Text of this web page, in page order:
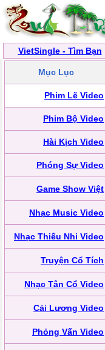
VietSingle - Tìm Bạn
Mục Lục
Phim Lẽ Video
Phim Bộ Video
Hài Kịch Video
Phóng Sự Video
Game Show Việt
Nhạc Music Video
Nhạc Thiếu Nhi Video
Truyện Cổ Tích
Nhạc Tân Cổ Video
Cải Lương Video
Phỏng Vấn Video